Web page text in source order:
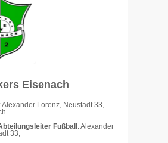
Eisenach
: Alexander Lorenz, Neustadt 33,
Fußball : Alexander
33,